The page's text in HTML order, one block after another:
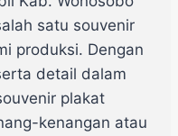
satu souvenir
produksi. Dengan
detail dalam
plakat
kenangan atau